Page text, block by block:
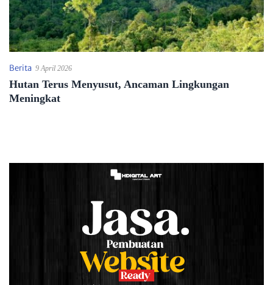
Berita 9 April 2026
Hutan Terus Menyusut, Ancaman Lingkungan
Meningkat